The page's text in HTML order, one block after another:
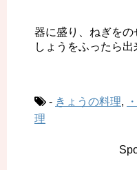
器に盛り、ねぎを
しょうをふったら出
- きょうの料理,
理